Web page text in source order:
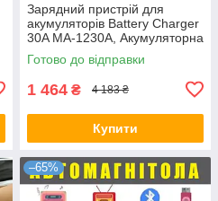
Зарядний пристрій для
акумуляторів Battery Charger
30A MA-1230A, Акумуляторна
зарядка для авто
Готово до відправки
1 464 ₴ 4 183 ₴
Купити
–65%